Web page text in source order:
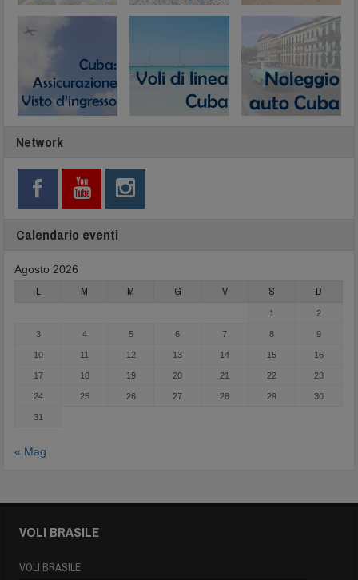
Network
Calendario eventi
Agosto 2026
L M M G V S D
1 2
3 4 5 6 7 8 9
10 11 12 13 14 15 16
17 18 19 20 21 22 23
24 25 26 27 28 29 30
31
« Mag
VOLI BRASILE
VOLI BRASILE